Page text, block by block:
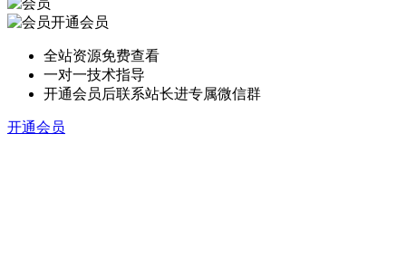
开通会员
全站资源免费查看
一对一技术指导
开通会员后联系站长进专属微信群
开通会员